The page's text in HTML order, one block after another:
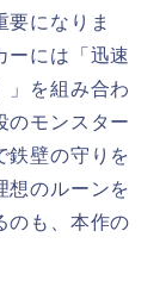
要になりま
ーには「迅速
」を組み合わ
のモンスター
鉄壁の守りを
想のルーンを
のも、本作の